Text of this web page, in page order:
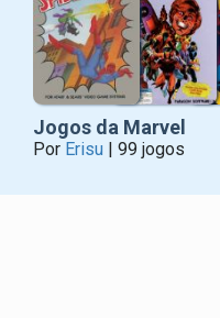
Jogos da Marvel
Por Erisu | 99 jogos